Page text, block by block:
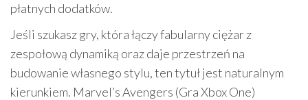
płatnych dodatków.
Jeśli szukasz gry, która łączy fabularny ciężar z
zespołową dynamiką oraz daje przestrzeń na
budowanie własnego stylu, ten tytuł jest naturalnym
kierunkiem. Marvel’s Avengers (Gra Xbox One)